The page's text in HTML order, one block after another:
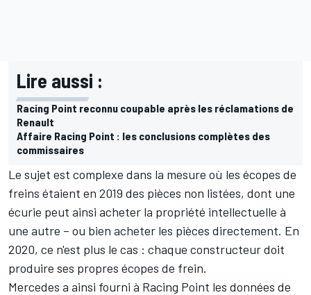
Lire aussi :
Racing Point reconnu coupable après les réclamations de
Renault
Affaire Racing Point : les conclusions complètes des
commissaires
Le sujet est complexe dans la mesure où les écopes de
freins étaient en 2019 des pièces non listées, dont une
écurie peut ainsi acheter la propriété intellectuelle à
une autre – ou bien acheter les pièces directement. En
2020, ce n'est plus le cas : chaque constructeur doit
produire ses propres écopes de frein.
Mercedes a ainsi fourni à Racing Point les données de